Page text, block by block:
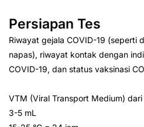
Persiapan Tes
Riwayat gejala COVID-19 (seperti
napas), riwayat kontak dengan
COVID-19, dan status vaksinasi
VTM (Viral Transport Medium)
3-5 mL